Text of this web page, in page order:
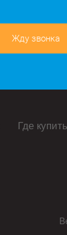
Жду звонка
Где купить